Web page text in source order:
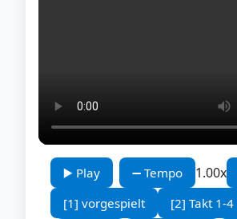
▶️ Play ➖ Tempo 1.00x
[1] vorgespielt
[2] Takt 1-4